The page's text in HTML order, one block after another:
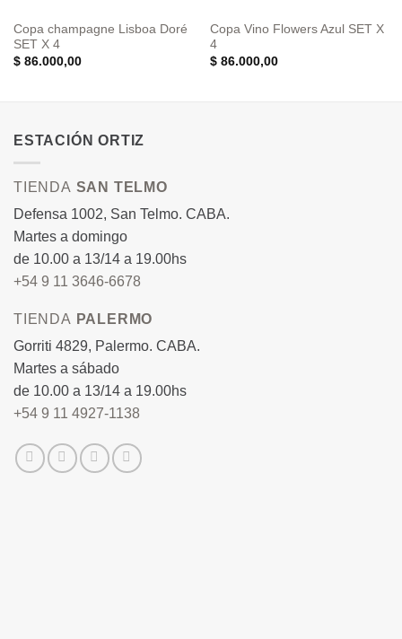
Copa champagne Lisboa Doré
SET X 4
$86.000,00
Copa Vino Flowers Azul SET X
4
$86.000,00
ESTACIÓN ORTIZ
TIENDA SAN TELMO
Defensa 1002, San Telmo. CABA.
Martes a domingo
de 10.00 a 13/14 a 19.00hs
+54 9 11 3646-6678
TIENDA PALERMO
Gorriti 4829, Palermo. CABA.
Martes a sábado
de 10.00 a 13/14 a 19.00hs
+54 9 11 4927-1138